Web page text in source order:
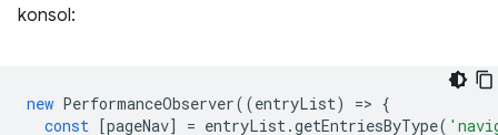
konsol:
new PerformanceObserver((entryList) => {
const [pageNav] = entryList.getEntriesByType(